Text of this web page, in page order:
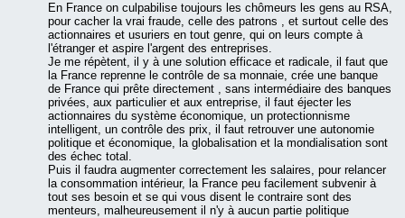
En France on culpabilise toujours les chômeurs les gens au RSA,
pour cacher la vrai fraude, celle des patrons , et surtout celle des
actionnaires et usuriers en tout genre, qui on leurs compte à
l'étranger et aspire l'argent des entreprises.
Je me répètent, il y à une solution efficace et radicale, il faut que
la France reprenne le contrôle de sa monnaie, crée une banque
de France qui prête directement , sans intermédiaire des banques
privées, aux particulier et aux entreprise, il faut éjecter les
actionnaires du système économique, un protectionnisme
intelligent, un contrôle des prix, il faut retrouver une autonomie
politique et économique, la globalisation et la mondialisation sont
des échec total.
Puis il faudra augmenter correctement les salaires, pour relancer
la consommation intérieur, la France peu facilement subvenir à
tout ses besoin et se qui vous disent le contraire sont des
menteurs, malheureusement il n'y à aucun partie politique